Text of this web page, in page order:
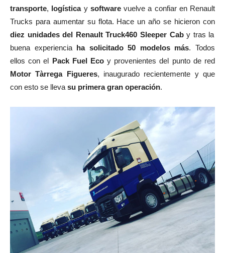
transporte, logísticay software vuelve a confiar en Renault
Trucks para aumentar su flota. Hace un año se hicieron con
diez unidades del Renault Truck460 Sleeper Caby tras la
buena experiencia ha solicitado 50 modelos más. Todos
ellos con el Pack Fuel Ecoy provenientes del punto de red
Motor Tàrrega Figueres, inaugurado recientemente y que
con esto se lleva su primera gran operación.